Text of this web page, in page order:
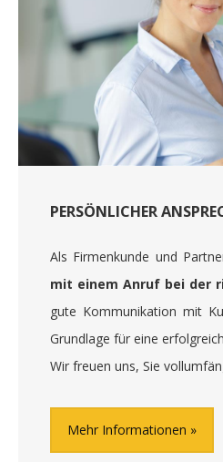
PERSÖNLICHER
Als Firmenkunde und
mit einem Anruf bei der
gute Kommunikation mit
Grundlage für eine
Wir freuen uns, Sie
Mehr Informationen